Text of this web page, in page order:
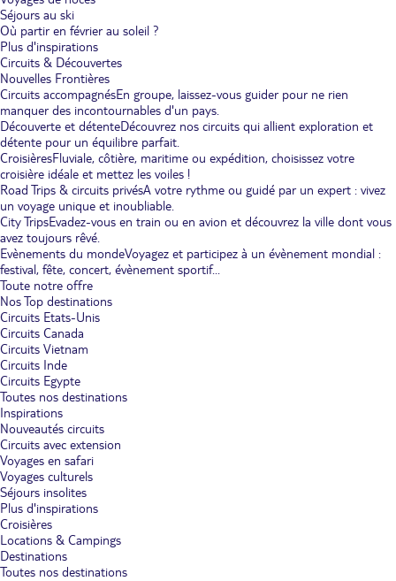
Séjours au ski
Où partir en février au soleil ?
Plus d'inspirations
Circuits & Découvertes
Nouvelles Frontières
Circuits accompagnésEn groupe, laissez-vous guider pour ne rien
manquer des incontournables d'un pays.
Découverte et détenteDécouvrez nos circuits qui allient exploration et
détente pour un équilibre parfait.
CroisièresFluviale, côtière, maritime ou expédition, choisissez votre
croisière idéale et mettez les voiles !
Road Trips & circuits privésA votre rythme ou guidé par un expert : vivez
un voyage unique et inoubliable.
City TripsEvadez-vous en train ou en avion et découvrez la ville dont vous
avez toujours rêvé.
Evènements du mondeVoyagez et participez à un évènement mondial :
festival, fête, concert, évènement sportif...
Toute notre offre
Nos Top destinations
Circuits Etats-Unis
Circuits Canada
Circuits Vietnam
Circuits Inde
Circuits Egypte
Toutes nos destinations
Inspirations
Nouveautés circuits
Circuits avec extension
Voyages en safari
Voyages culturels
Séjours insolites
Plus d'inspirations
Croisières
Locations & Campings
Destinations
Toutes nos destinations